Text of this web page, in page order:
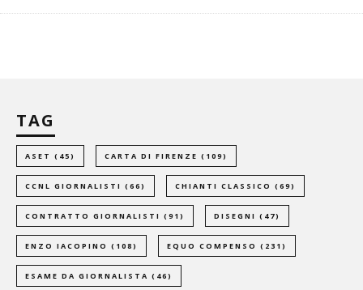
TAG
ASET (45) CARTA DI FIRENZE (109)
CCNL GIORNALISTI (66) CHIANTI CLASSICO (69)
CONTRATTO GIORNALISTI (91) DISEGNI (47)
ENZO IACOPINO (108) EQUO COMPENSO (231)
ESAME DA GIORNALISTA (46)